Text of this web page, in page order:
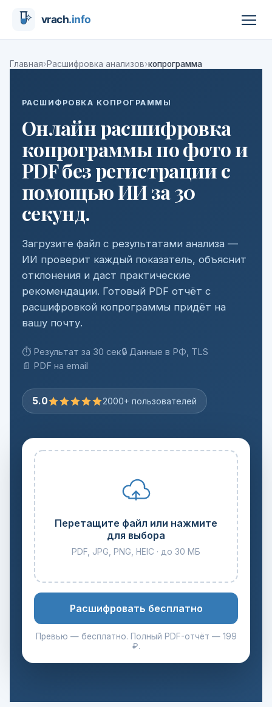
Главная›Расшифровка анализов›копрограмма
РАСШИФРОВКА КОПРОГРАММЫ
Онлайн расшифровка
копрограммы по фото и
PDF без регистрации с
помощью ИИ за 30
секунд.
Загрузите файл с результатами анализа —
ИИ проверит каждый показатель, объяснит
отклонения и даст практические
рекомендации. Готовый PDF отчёт с
расшифровкой копрограммы придёт на
вашу почту.
⏱ Результат за 30 сек🔒 Данные в РФ, TLS
📄 PDF на email
5.0 2000+ пользователей
Перетащите файл или нажмите
для выбора
PDF, JPG, PNG, HEIC · до 30 МБ
Расшифровать бесплатно
Превью — бесплатно. Полный PDF-отчёт — 199
₽.